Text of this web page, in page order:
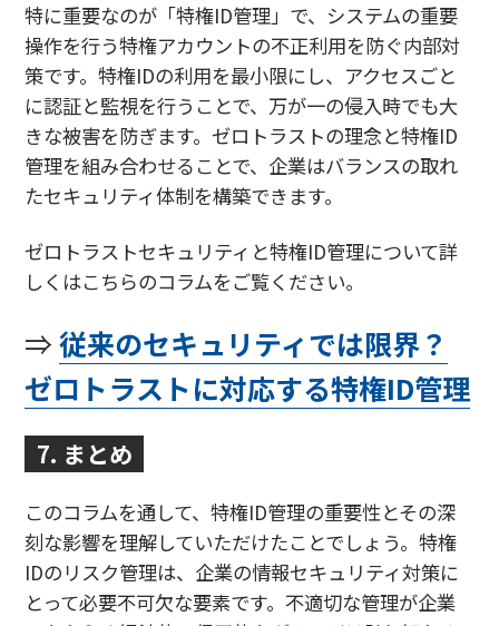
特に重要なのが「特権ID管理」で、システムの重要
操作を行う特権アカウントの不正利用を防ぐ内部対
策です。特権IDの利用を最小限にし、アクセスごと
に認証と監視を行うことで、万が一の侵入時でも大
きな被害を防ぎます。ゼロトラストの理念と特権ID
管理を組み合わせることで、企業はバランスの取れ
たセキュリティ体制を構築できます。
ゼロトラストセキュリティと特権ID管理について詳
しくはこちらのコラムをご覧ください。
⇒従来のセキュリティでは限界？
ゼロトラストに対応する特権ID管理
7. まとめ
このコラムを通して、特権ID管理の重要性とその深
刻な影響を理解していただけたことでしょう。特権
IDのリスク管理は、企業の情報セキュリティ対策に
とって必要不可欠な要素です。不適切な管理が企業